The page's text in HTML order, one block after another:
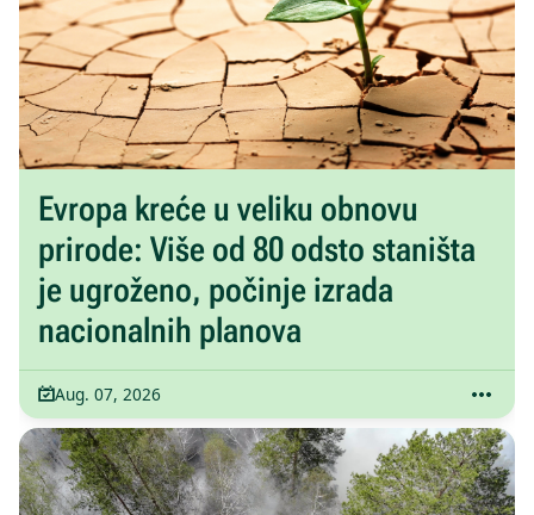
Evropa kreće u veliku obnovu
prirode: Više od 80 odsto staništa
je ugroženo, počinje izrada
nacionalnih planova
Aug. 07, 2026